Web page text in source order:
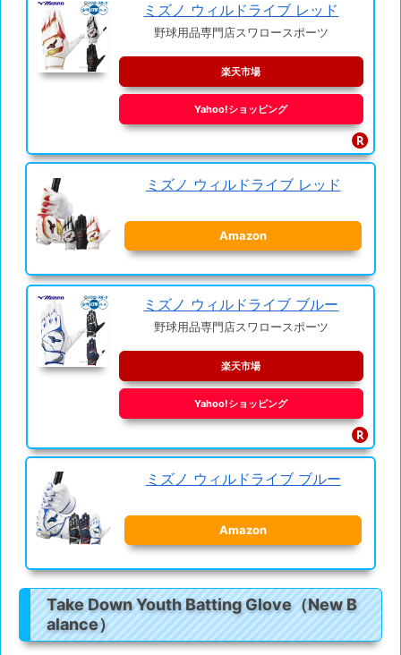
ミズノ ウィルドライブ レッド
野球用品専門店スワロースポーツ
楽天市場
Yahoo!ショッピング
ミズノ ウィルドライブ レッド
Amazon
ミズノ ウィルドライブ ブルー
野球用品専門店スワロースポーツ
楽天市場
Yahoo!ショッピング
ミズノ ウィルドライブ ブルー
Amazon
Take Down Youth Batting Glove（New B
alance）